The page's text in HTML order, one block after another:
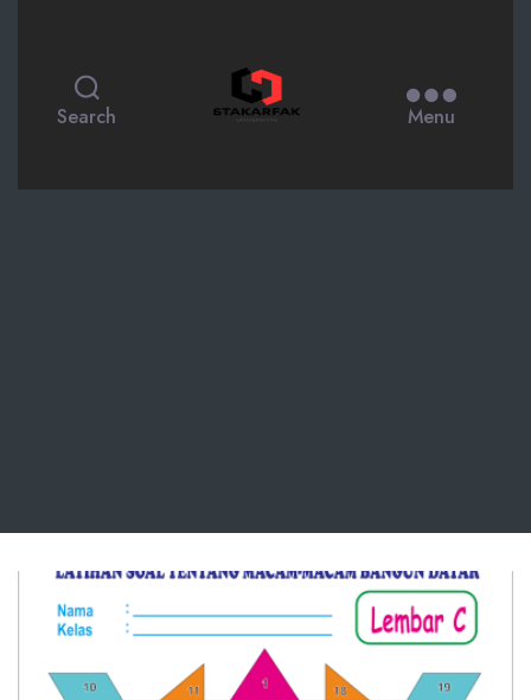
Search Menu